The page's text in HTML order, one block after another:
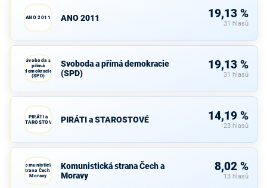
ANO 2011 ANO 2011 19,13 %
31 hlasů
Svoboda a
přímá
demokracie
(SPD)
Svoboda a přímá demokracie
(SPD)
19,13 %
31 hlasů
PIRÁTI a
STAROSTOVÉ
PIRÁTI a STAROSTOVÉ 14,19 %
23 hlasů
Komunistická
strana Čech a
Moravy
Komunistická strana Čech a
Moravy
8,02 %
13 hlasů